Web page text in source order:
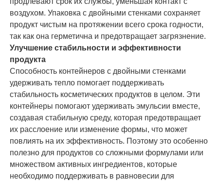
воздухом. Упаковка с двойными стенками сохраняет
продукт чистым на протяжении всего срока годности,
так как она герметична и предотвращает загрязнение.
Улучшение стабильности и эффективности
продукта
Способность контейнеров с двойными стенками
удерживать тепло помогает поддерживать
стабильность косметических продуктов в целом. Эти
контейнеры помогают удерживать эмульсии вместе,
создавая стабильную среду, которая предотвращает
их расслоение или изменение формы, что может
повлиять на их эффективность. Поэтому это особенно
полезно для продуктов со сложными формулами или
множеством активных ингредиентов, которые
необходимо поддерживать в равновесии для